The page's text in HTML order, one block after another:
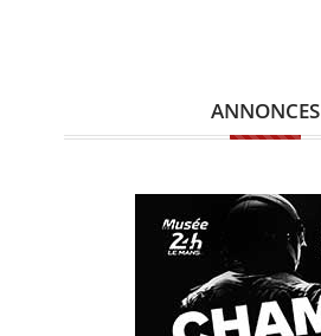
ANNONCES